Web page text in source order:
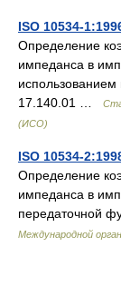
ISO 10534-
Определение
импеданса в
17.140.01 …
(ИСО)
ISO 10534-
Определение
импеданса в
передаточной
Международной